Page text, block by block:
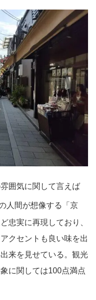
囲気に関して言えば
人間が想像する「京
忠実に再現しており、
クセントも良い味を出
来を見せている。観光
に関しては100点満点